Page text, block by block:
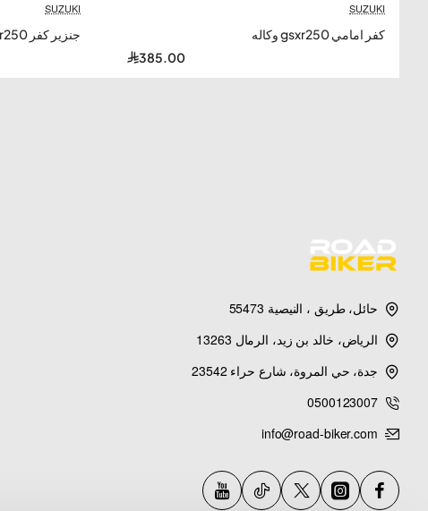
SUZUKI
كفر امامي gsxr250 وكاله
385.00
SUZUKI
جنزير كفر gsxr250 وكاله
حائل، طريق ، النيصية 55473
الرياض، خالد بن زيد، الرمال 13263
جدة، حي المروة، شارع حراء 23542
0500123007
info@road-biker.com